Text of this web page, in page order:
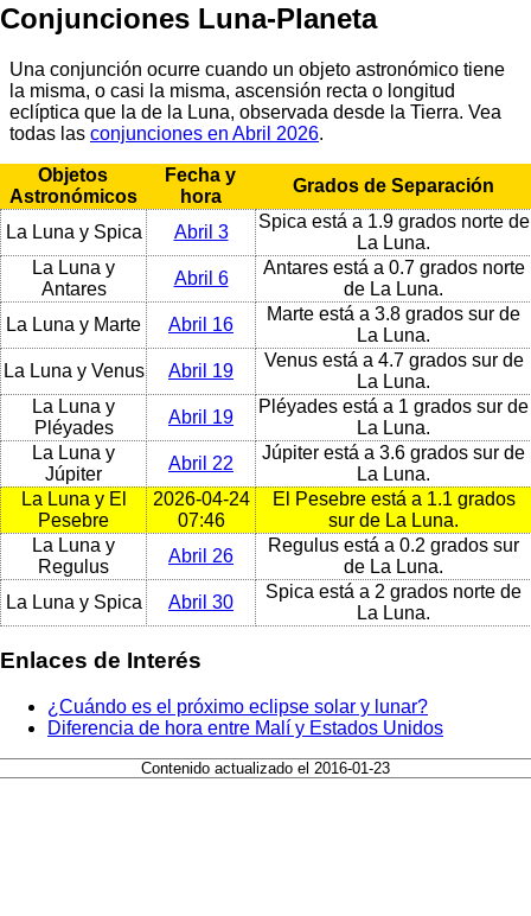
Conjunciones Luna-Planeta
Una conjunción ocurre cuando un objeto astronómico tiene
la misma, o casi la misma, ascensión recta o longitud
eclíptica que la de la Luna, observada desde la Tierra. Vea
todas las conjunciones en Abril 2026.
Objetos
Astronómicos
Fecha y
hora
Grados de Separación
La Luna y Spica Abril 3
Spica está a 1.9 grados norte de
La Luna.
La Luna y
Antares
Abril 6
Antares está a 0.7 grados norte
de La Luna.
La Luna y Marte
Abril 16
Marte está a 3.8 grados sur de
La Luna.
La Luna y Venus
Abril 19
Venus está a 4.7 grados sur de
La Luna.
La Luna y
Pléyades
Abril 19
Pléyades está a 1 grados sur de
La Luna.
La Luna y
Júpiter
Abril 22
Júpiter está a 3.6 grados sur de
La Luna.
La Luna y El
Pesebre
2026-04-24
07:46
El Pesebre está a 1.1 grados
sur de La Luna.
La Luna y
Regulus
Abril 26
Regulus está a 0.2 grados sur
de La Luna.
La Luna y Spica
Abril 30
Spica está a 2 grados norte de
La Luna.
Enlaces de Interés
¿Cuándo es el próximo eclipse solar y lunar?
Diferencia de hora entre Malí y Estados Unidos
Contenido actualizado el 2016-01-23